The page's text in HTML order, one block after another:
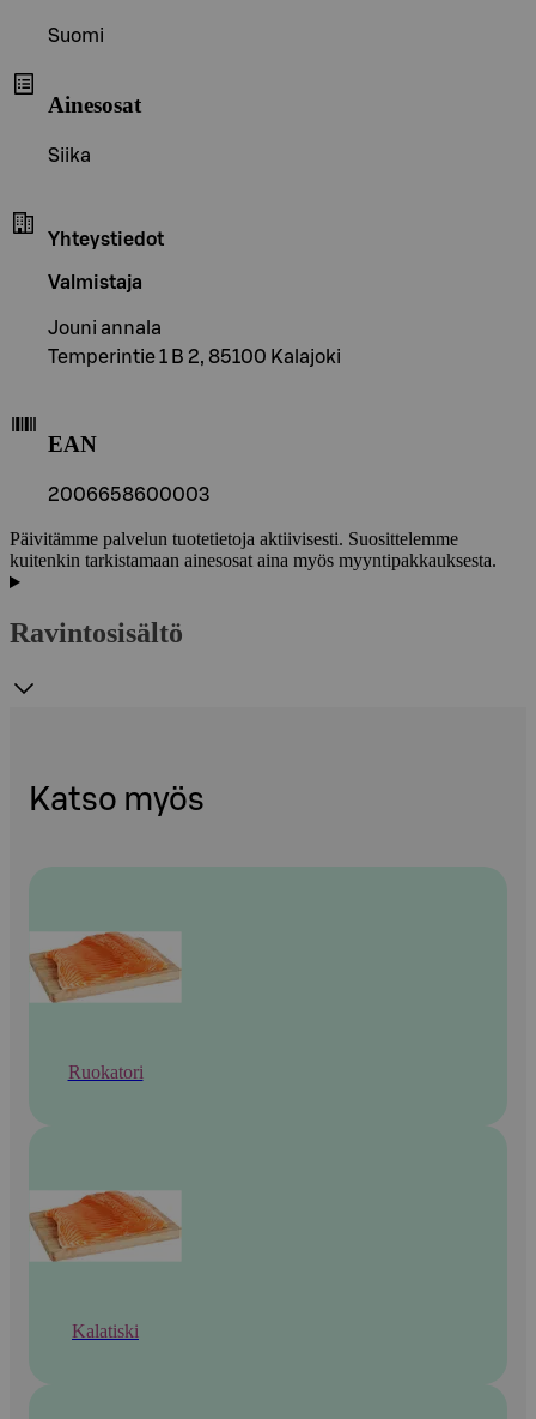
Suomi
Ainesosat
Siika
Yhteystiedot
Valmistaja
Jouni annala
Temperintie 1 B 2, 85100 Kalajoki
EAN
2006658600003
Päivitämme palvelun tuotetietoja aktiivisesti. Suosittelemme
kuitenkin tarkistamaan ainesosat aina myös myyntipakkauksesta.
Ravintosisältö
Katso myös
Ruokatori
Kalatiski